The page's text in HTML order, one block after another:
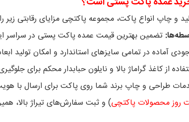
تضمین بهترین قیمت عمده پاکت پستی در سراسر
آماده در تمامی سایزهای استاندارد و امکان تولید
از کاغذ گراماژ بالا و نایلون حبابدار محکم برای
طراحی و چاپ برند شما روی پاکت برای ارسال با
روز محصولات پاکتچی) و ثبت سفارش‌های تیراژ بالا،